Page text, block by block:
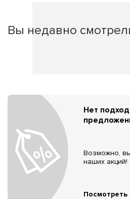
Вы недавно
Нет
Возможно,
наших акций!
Посмотреть